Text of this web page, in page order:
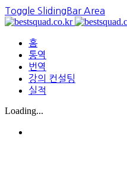
Toggle SlidingBar Area
홈
통역
번역
강의 컨설팅
실적
Loading...